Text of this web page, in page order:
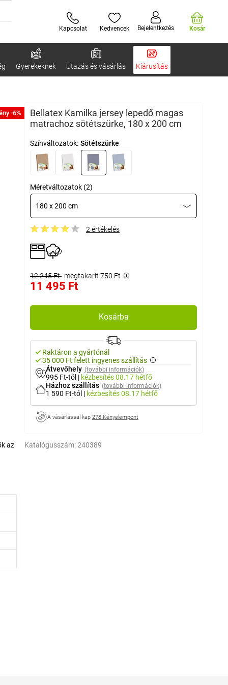
Kapcsolat Kedvencek Bejelentkezés Kosár
Gyerekeknek Utazás és vásárlás Kiárusítás
-6%
Bellatex Kamilka jersey lepedő magas
matrachoz sötétszürke, 180 x 200 cm
Színváltozatok: Sötétszürke
Méretváltozatok (2)
180 x 200 cm
2 értékelés
12 245 Ft megtakarít 750 Ft
11 495 Ft
Kosárba
Raktáron a gyártónál
35 000 Ft felett ingyenes szállítás
Átvevőhely (további információk)
995 Ft-tól | kézbesítés08.17 hétfő
Házhoz szállítás (további információk)
1 590 Ft-tól | kézbesítés08.17 hétfő
A vásárlással kap 278 Kényelempont
Katalógusszám:240389
az